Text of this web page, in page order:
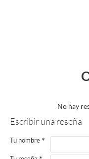
No hay
Escribir una reseña
Tu nombre